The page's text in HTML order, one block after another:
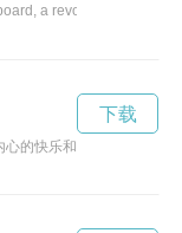
a revolutionary
的快乐和自由，尽情享受
下载